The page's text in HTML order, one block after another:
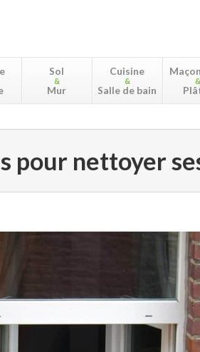
pour nettoyer
Sol
&
Mur
Cuisine
&
Salle de bain
&